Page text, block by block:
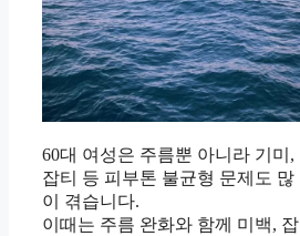
60대 여성은 주름뿐 아니라 기미,
잡티 등 피부톤 불균형 문제도 많
이 겪습니다.
이때는 주름 완화와 함께 미백, 잡